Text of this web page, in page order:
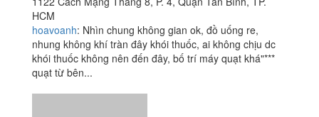
1 Lý Thường Kiệt, P. 7, Quận Tân Bình, TP. HCM
agiao_iu
Quán nằm ở lầu 1 bên trong khu ngoại bệnh
viện thống nhất, mình không biết đây là quán nhượng
quyền thương hiệu hay gì gì nhưng cung cách phục vụ
cực kỳ...